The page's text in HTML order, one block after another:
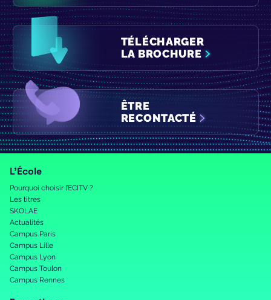
TÉLÉCHARGER
LA BROCHURE
ÊTRE
RECONTACTÉ
L’École
Pourquoi choisir l’ECITV ?
Les titres
SKOLAE
Actualités
Campus Paris
Campus Lille
Campus Lyon
Campus Toulon
Campus Rennes